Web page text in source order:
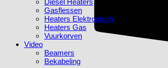
Gasflessen
Heaters Elektronisch
Heaters Gas
Vuurkorven
Video
Beamers
Bekabeling